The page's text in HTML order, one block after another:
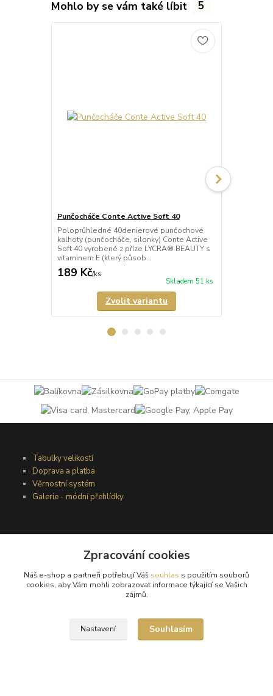
Mohlo by se vám také líbit 5
Punčocháče Conte Active Soft 40
Poloprůhledné 40denierové punčochové
kalhoty (punčocháče, silonky) Conte Active
Soft 40 vyrobené z příze LYCRA® BEAUTY s
vitaminem E (který působ...
189 Kč/ks
Skladem 51 ks
Zvolit variantu
Tabulky velikostí
Doprava a platba
Věrnostní systém
Galerie - módní přehlídky
Obchodní podmínky
Ochrana osobních údajů
Kontakty
Reklamační řád
Zpracování cookies
Náš e-shop a partneři potřebují Váš souhlas s použitím souborů
cookies, aby Vám mohli zobrazovat informace týkající se Vašich
zájmů.
Nastavení Souhlasím